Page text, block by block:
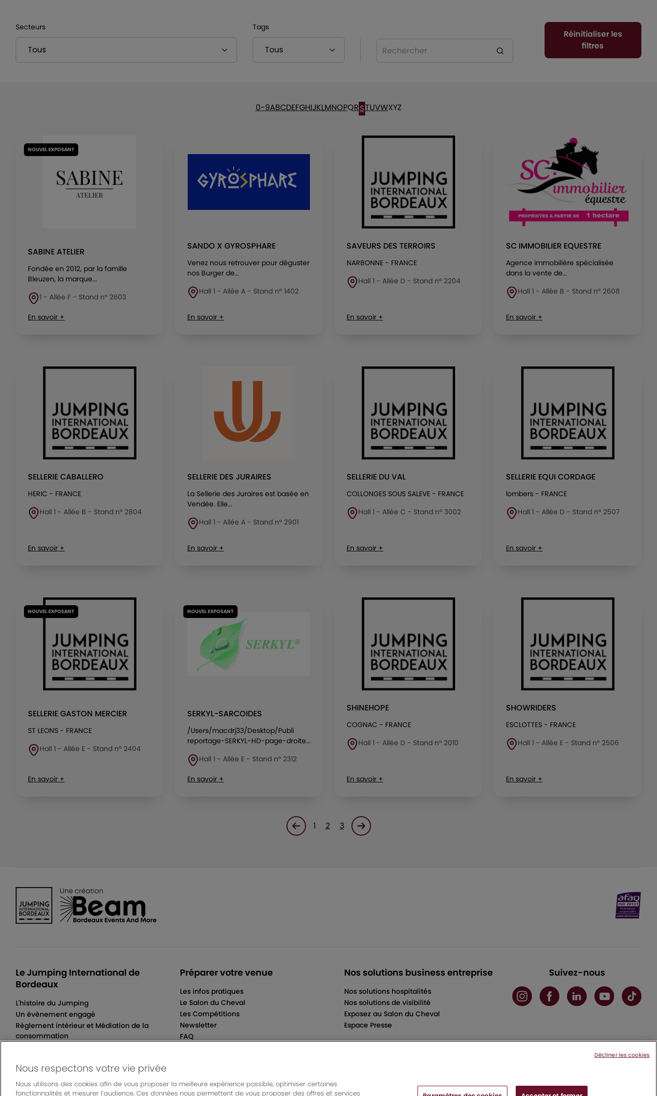
Secteurs Tags
Rechercher
Réinitialiser les
filtres
0-9ABCDEFGHIJKLMNOPQRSTUVWXYZ
NOUVEL EXPOSANT
SABINE ATELIER
Fondée en 2012, par la famille
Bleuzen, la marque...
1 - Allée F - Stand n° 2603
En savoir +
SANDO X GYROSPHARE
Venez nous retrouver pour déguster
nos Burger de...
Hall 1 - Allée A - Stand n° 1402
En savoir +
SAVEURS DES TERROIRS
NARBONNE - FRANCE
Hall 1 - Allée D - Stand n° 2204
En savoir +
SC IMMOBILIER EQUESTRE
Agence immobilière spécialisée
dans la vente de...
Hall 1 - Allée B - Stand n° 2608
En savoir +
SELLERIE CABALLERO
HERIC - FRANCE
Hall 1 - Allée B - Stand n° 2804
En savoir +
SELLERIE DES JURAIRES
La Sellerie des Juraires est basée en
Vendée. Elle...
Hall 1 - Allée A - Stand n° 2901
En savoir +
SELLERIE DU VAL
COLLONGES SOUS SALEVE - FRANCE
Hall 1 - Allée C - Stand n° 3002
En savoir +
SELLERIE EQUI CORDAGE
lombers - FRANCE
Hall 1 - Allée D - Stand n° 2507
En savoir +
NOUVEL EXPOSANT
SELLERIE GASTON MERCIER
ST LEONS - FRANCE
Hall 1 - Allée E - Stand n° 2404
En savoir +
NOUVEL EXPOSANT
SERKYL-SARCOIDES
/Users/macdrj33/Desktop/Publi
reportage-SERKYL-HD-page-droite...
Hall 1 - Allée E - Stand n° 2312
En savoir +
SHINEHOPE
COGNAC - FRANCE
Hall 1 - Allée D - Stand n° 2010
En savoir +
SHOWRIDERS
ESCLOTTES - FRANCE
Hall 1 - Allée E - Stand n° 2506
En savoir +
Page précédente
1 2 3 Page suivante<
Le Jumping International de
Bordeaux
L'histoire du Jumping
Un évènement engagé
Règlement intérieur et Médiation de la
consommation
Préparer votre venue
Les infos pratiques
Le Salon du Cheval
Les Compétitions
Newsletter
FAQ
Nos solutions business entreprise
Nos solutions hospitalités
Nos solutions de visibilité
Exposez au Salon du Cheval
Espace Presse
Suivez-nous
Nous respectons votre vie privée
Nous utilisons des cookies afin de vous proposer la meilleure expérience possible, optimiser certaines
fonctionnalités et mesurer l’audience. Ces données nous permettent de vous proposer des offres et services
Décliner les cookies